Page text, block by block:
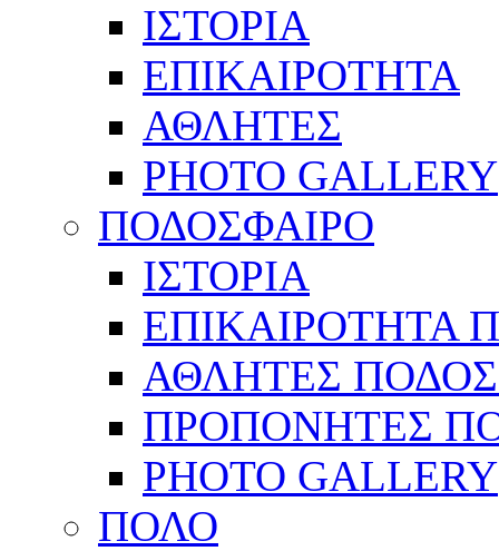
ΙΣΤΟΡΙΑ
ΕΠΙΚΑΙΡΟΤΗΤΑ
ΑΘΛΗΤΕΣ
PHOTO GALLERY
ΠΟΔΟΣΦΑΙΡΟ
ΙΣΤΟΡΙΑ
ΕΠΙΚΑΙΡΟΤΗΤΑ
ΑΘΛΗΤΕΣ
ΠΡΟΠΟΝΗΤΕΣ
PHOTO GALLERY
ΠΟΛΟ